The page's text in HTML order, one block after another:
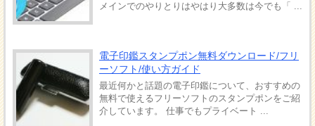
メインでのやりとりはやはり大多数は今でも「 ...
電子印鑑スタンプポン無料ダウンロード/フリ
ーソフト/使い方ガイド
最近何かと話題の電子印鑑について、おすすめの
無料で使えるフリーソフトのスタンプポンをご紹
介しています。 仕事でもプライベート ...